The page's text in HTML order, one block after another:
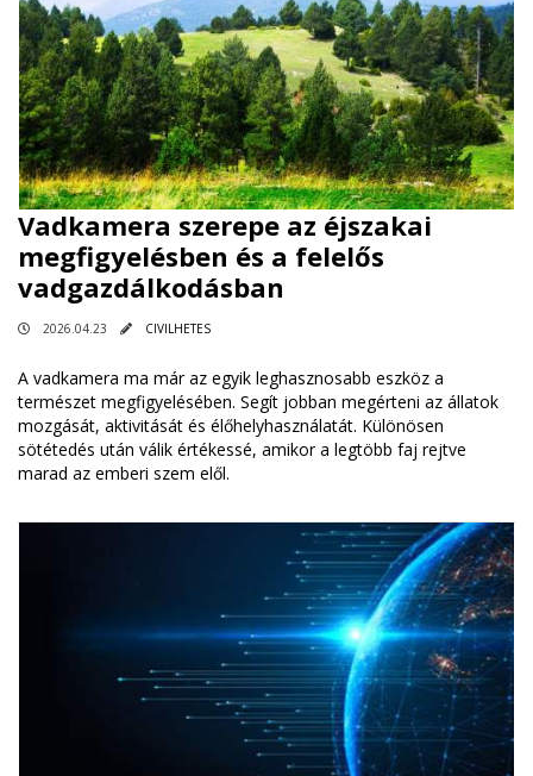
Vadkamera szerepe az éjszakai
megfigyelésben és a felelős
vadgazdálkodásban
2026.04.23 CIVILHETES
A vadkamera ma már az egyik leghasznosabb eszköz a
természet megfigyelésében. Segít jobban megérteni az állatok
mozgását, aktivitását és élőhelyhasználatát. Különösen
sötétedés után válik értékessé, amikor a legtöbb faj rejtve
marad az emberi szem elől.